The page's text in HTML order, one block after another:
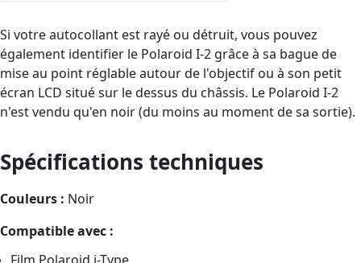
Si votre autocollant est rayé ou détruit, vous pouvez
également identifier le Polaroid I-2 grâce à sa bague de
mise au point réglable autour de l'objectif ou à son petit
écran LCD situé sur le dessus du châssis. Le Polaroid I-2
n'est vendu qu'en noir (du moins au moment de sa sortie).
Spécifications techniques
Couleurs : Noir
Compatible avec :
Film Polaroid i-Type